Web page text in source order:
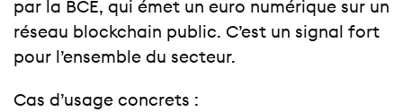
par la BCE, qui émet un euro numérique sur un
réseau blockchain public. C’est un signal fort
pour l’ensemble du secteur.
Cas d’usage concrets :